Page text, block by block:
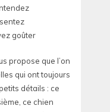
goûter
propose que l’on
qui ont toujours
détails : ce
ce chien